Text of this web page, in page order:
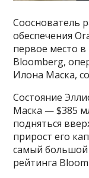
Сооснователь
обеспечения
первое место
Bloomberg,
Илона Маска,
Состояние
Маска — $385
подняться
прирост его
самый большой
рейтинга